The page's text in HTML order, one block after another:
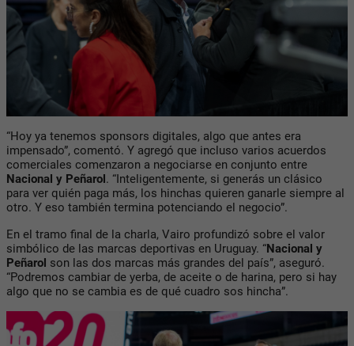
“Hoy ya tenemos sponsors digitales, algo que antes era
impensado”, comentó. Y agregó que incluso varios acuerdos
comerciales comenzaron a negociarse en conjunto entre
Nacional y Peñarol. “Inteligentemente, si generás un clásico
para ver quién paga más, los hinchas quieren ganarle siempre al
otro. Y eso también termina potenciando el negocio”.
En el tramo final de la charla, Vairo profundizó sobre el valor
simbólico de las marcas deportivas en Uruguay. “Nacional y
Peñarol son las dos marcas más grandes del país”, aseguró.
“Podremos cambiar de yerba, de aceite o de harina, pero si hay
algo que no se cambia es de qué cuadro sos hincha”.